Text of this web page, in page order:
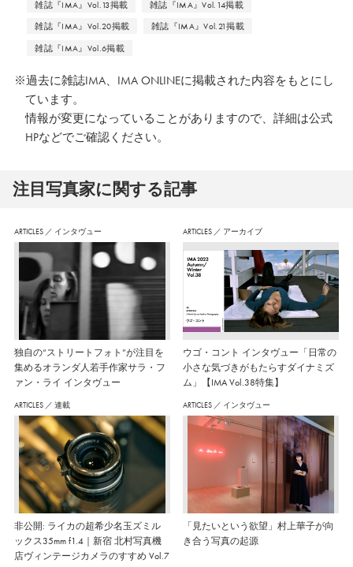
など。主な写真集に、印刷技術も写
真表現のひとつとした写真集
『CMY』、スイスに滞在して雪山登
山の過程の記録を落ちている枝のみ
を撮影し制作した『BRANCH』など
がある。
雑誌『IMA』Vol.13掲載
雑誌『IMA』Vol.14掲載
雑誌『IMA』Vol.20掲載
雑誌『IMA』Vol.21掲載
雑誌『IMA』Vol.6掲載
※過去に雑誌IMA、IMA ONLINEに掲載された内容をもとにし
ています。
情報が変更になっていることがありますので、詳細は公式
HPなどでご確認ください。
注⽬写真家に関する記事
ARTICLES ／ インタヴュー
独自の“ストリートフォト”が注目を
集めるオランダ人若手作家サラ・フ
ァン・ライ インタヴュー
ARTICLES ／ アーカイブ
ウゴ・コント インタヴュー「日常の
小さな気づきがもたらすダイナミズ
ム」【IMA Vol.38特集】
ARTICLES ／ 連載
非公開: ライカの超希少名玉ズミル
ックス35mm f1.4｜新宿 北村写真機
店ヴィンテージカメラのすすめ Vol.7
ARTICLES ／ インタヴュー
「見たいという欲望」村上華子が向
き合う写真の起源